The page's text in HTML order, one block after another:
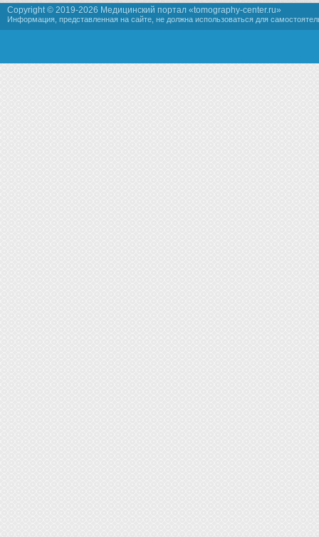
Copyright © 2019-2026 Медицинский портал «tomography-center.ru»
Информация, представленная на сайте, не должна использоваться для